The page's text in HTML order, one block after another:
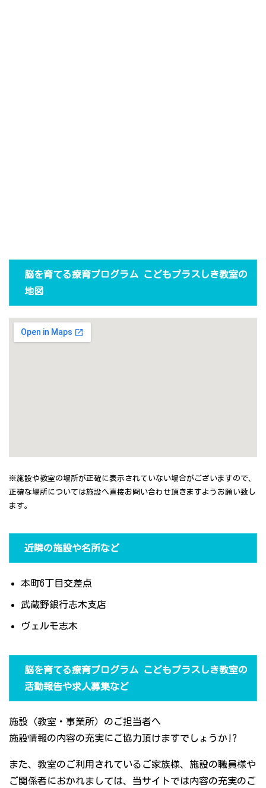
脳を育てる療育プログラム こどもプラスしき教室の
地図
※施設や教室の場所が正確に表示されていない場合がございますので、
正確な場所については施設へ直接お問い合わせ頂きますようお願い致し
ます。
近隣の施設や名所など
本町6丁目交差点
武蔵野銀行志木支店
ヴェルモ志木
脳を育てる療育プログラム こどもプラスしき教室の
活動報告や求人募集など
施設（教室・事業所）のご担当者へ
施設情報の内容の充実にご協力頂けますでしょうか!?
また、教室のご利用されているご家族様、施設の職員様や
ご関係者におかれましては、当サイトでは内容の充実のご